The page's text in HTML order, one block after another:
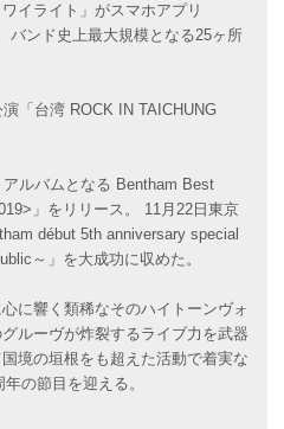
イライト」がスマホアプリ
バンド史上最大規模となる25ヶ所
「台湾 ROCK IN TAICHUNG
ルバムとなる Bentham Best
」をリリース。 11月22日東京
début 5th anniversary special
～」を大成功に収めた。
に響く類稀なそのハイトーンヴォ
ルーヴが炸裂するライブ力を武器
境の垣根をも超えた活動で着実な
の節目を迎える。